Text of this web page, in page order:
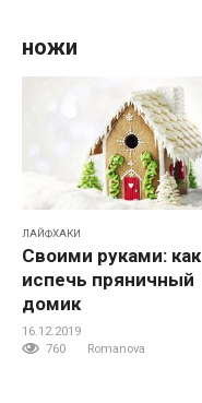
ножи
ЛАЙФХАКИ
Своими руками: как
испечь пряничный
домик
16.12.2019
760
Romanova